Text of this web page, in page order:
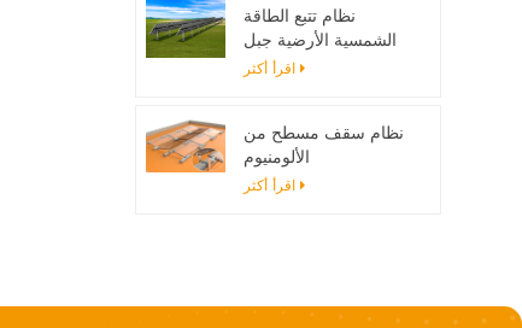
نظام تتبع الطاقة
الشمسية الأرضية جبل
حامل قابل للتعديل لوحة
اقرأ أكثر
نظام سقف مسطح من
الألومنيوم
اقرأ أكثر